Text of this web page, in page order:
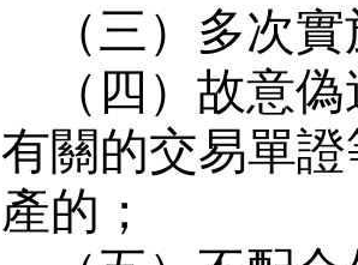
（三）多次
（四）故意
有關的交易單
產的；